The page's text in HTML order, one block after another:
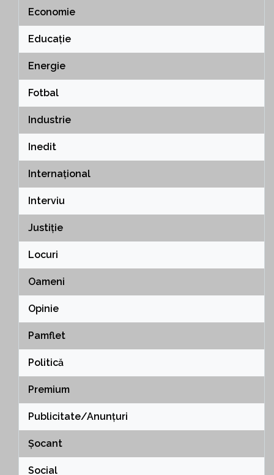
Economie
Educație
Energie
Fotbal
Industrie
Inedit
Internațional
Interviu
Justiție
Locuri
Oameni
Opinie
Pamflet
Politică
Premium
Publicitate/Anunțuri
Șocant
Social